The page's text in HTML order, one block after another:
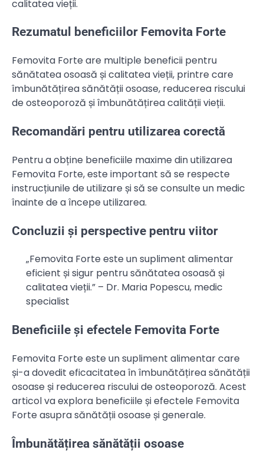
calitatea vieții.
Rezumatul beneficiilor Femovita Forte
Femovita Forte are multiple beneficii pentru
sănătatea osoasă și calitatea vieții, printre care
îmbunătățirea sănătății osoase, reducerea riscului
de osteoporoză și îmbunătățirea calității vieții.
Recomandări pentru utilizarea corectă
Pentru a obține beneficiile maxime din utilizarea
Femovita Forte, este important să se respecte
instrucțiunile de utilizare și să se consulte un medic
înainte de a începe utilizarea.
Concluzii și perspective pentru viitor
„Femovita Forte este un supliment alimentar
eficient și sigur pentru sănătatea osoasă și
calitatea vieții.” – Dr. Maria Popescu, medic
specialist
Beneficiile și efectele Femovita Forte
Femovita Forte este un supliment alimentar care
și-a dovedit eficacitatea în îmbunătățirea sănătății
osoase și reducerea riscului de osteoporoză. Acest
articol va explora beneficiile și efectele Femovita
Forte asupra sănătății osoase și generale.
Îmbunătățirea sănătății osoase